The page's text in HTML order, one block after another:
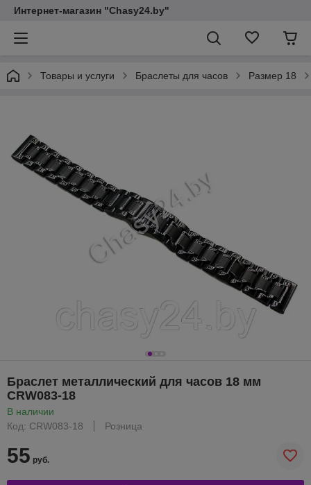
Интернет-магазин "Chasy24.by"
Товары и услуги Браслеты для часов Размер 18
Браслет металлический для часов 18 мм
CRW083-18
В наличии
Код: CRW083-18
Розница
55 руб.